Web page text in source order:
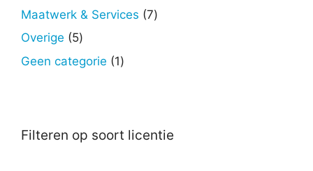
producten
Maatwerk & Services 77
Overige 55
producten
Geen categorie 11
Filteren op soort licentie